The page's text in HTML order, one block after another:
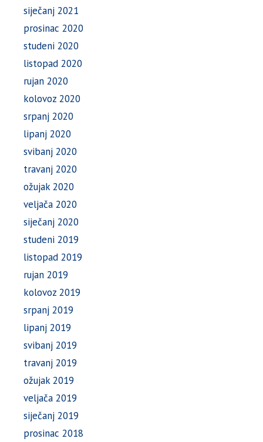
siječanj 2021
prosinac 2020
studeni 2020
listopad 2020
rujan 2020
kolovoz 2020
srpanj 2020
lipanj 2020
svibanj 2020
travanj 2020
ožujak 2020
veljača 2020
siječanj 2020
studeni 2019
listopad 2019
rujan 2019
kolovoz 2019
srpanj 2019
lipanj 2019
svibanj 2019
travanj 2019
ožujak 2019
veljača 2019
siječanj 2019
prosinac 2018